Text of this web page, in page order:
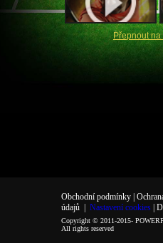
Přepnout
Obchodní podmínky |
údajů| Nastavení cookies |
Copyright © 2011-2015-
All rights reserved